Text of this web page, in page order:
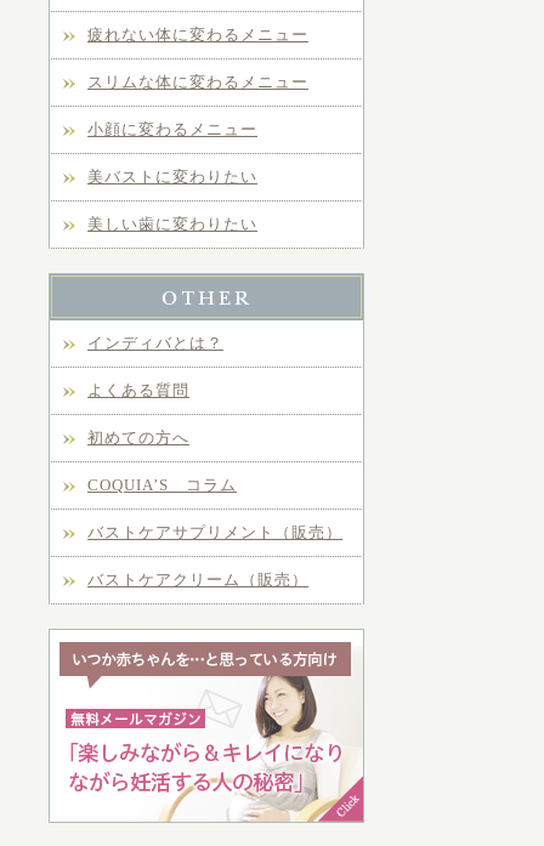
疲れない体に変わるメニュー
スリムな体に変わるメニュー
小顔に変わるメニュー
美バストに変わりたい
美しい歯に変わりたい
インディバとは？
よくある質問
初めての方へ
COQUIA’S コラム
バストケアサプリメント（販売）
バストケアクリーム（販売）